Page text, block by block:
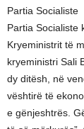
Partia Socialiste
Partia Socialiste
Kryeministrit të
kryeministri Sali
dy ditësh, në
vështirë të
e gënjeshtrës.